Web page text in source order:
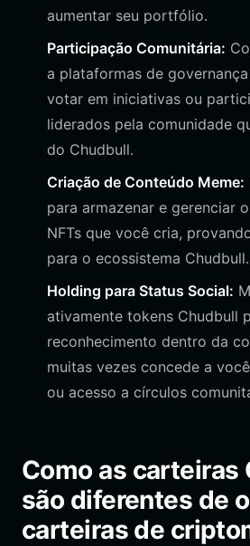
aumentar seu portfólio.
Participação Comunitária:
a plataformas de
votar em iniciativas ou
liderados pela comunidade
do Chudbull.
Criação de Conteúdo Meme:
para armazenar e gerenciar
NFTs que você cria,
para o ecossistema Chudbull.
Holding para Status Social:
ativamente tokens Chudbull
reconhecimento dentro da
muitas vezes concede a
ou acesso a círculos
Como as carteiras
são diferentes de
carteiras de